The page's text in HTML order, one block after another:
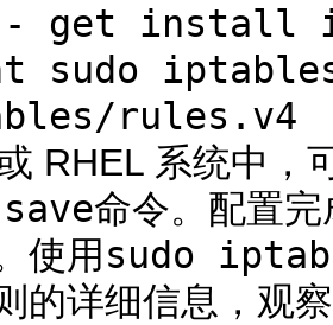
- get install
sudo
rules.v4
RHEL 系统中，
命令。配置
使用 sudo
的详细信息，观